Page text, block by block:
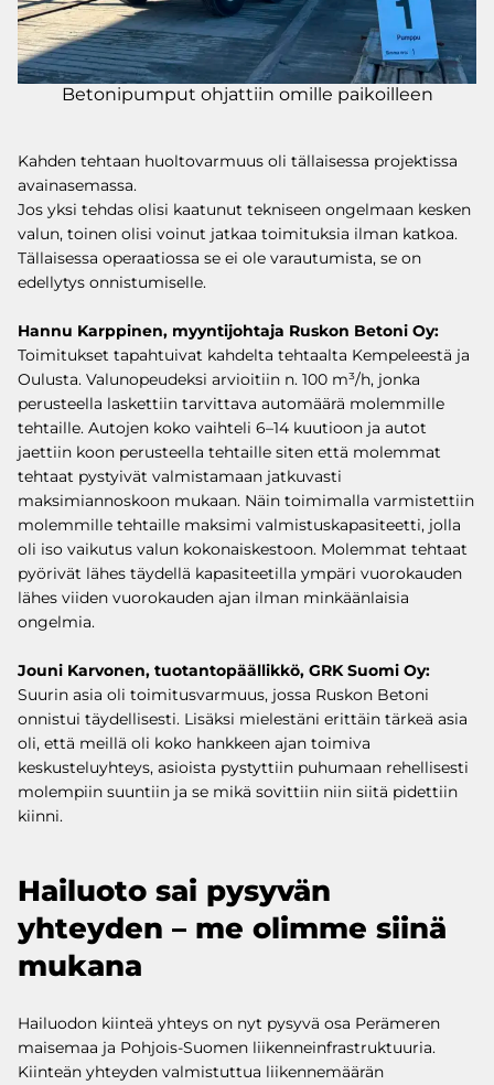
Betonipumput ohjattiin omille paikoilleen
Kahden tehtaan huoltovarmuus oli tällaisessa projektissa
avainasemassa.
Jos yksi tehdas olisi kaatunut tekniseen ongelmaan kesken
valun, toinen olisi voinut jatkaa toimituksia ilman katkoa.
Tällaisessa operaatiossa se ei ole varautumista, se on
edellytys onnistumiselle.
Hannu Karppinen, myyntijohtaja Ruskon Betoni Oy:
Toimitukset tapahtuivat kahdelta tehtaalta Kempeleestä ja
Oulusta. Valunopeudeksi arvioitiin n. 100 m³/h, jonka
perusteella laskettiin tarvittava automäärä molemmille
tehtaille. Autojen koko vaihteli 6–14 kuutioon ja autot
jaettiin koon perusteella tehtaille siten että molemmat
tehtaat pystyivät valmistamaan jatkuvasti
maksimiannoskoon mukaan. Näin toimimalla varmistettiin
molemmille tehtaille maksimi valmistuskapasiteetti, jolla
oli iso vaikutus valun kokonaiskestoon. Molemmat tehtaat
pyörivät lähes täydellä kapasiteetilla ympäri vuorokauden
lähes viiden vuorokauden ajan ilman minkäänlaisia
ongelmia.
Jouni Karvonen, tuotantopäällikkö, GRK Suomi Oy:
Suurin asia oli toimitusvarmuus, jossa Ruskon Betoni
onnistui täydellisesti. Lisäksi mielestäni erittäin tärkeä asia
oli, että meillä oli koko hankkeen ajan toimiva
keskusteluyhteys, asioista pystyttiin puhumaan rehellisesti
molempiin suuntiin ja se mikä sovittiin niin siitä pidettiin
kiinni.
Hailuoto sai pysyvän
yhteyden – me olimme siinä
mukana
Hailuodon kiinteä yhteys on nyt pysyvä osa Perämeren
maisemaa ja Pohjois-Suomen liikenneinfrastruktuuria.
Kiinteän yhteyden valmistuttua liikennemäärän